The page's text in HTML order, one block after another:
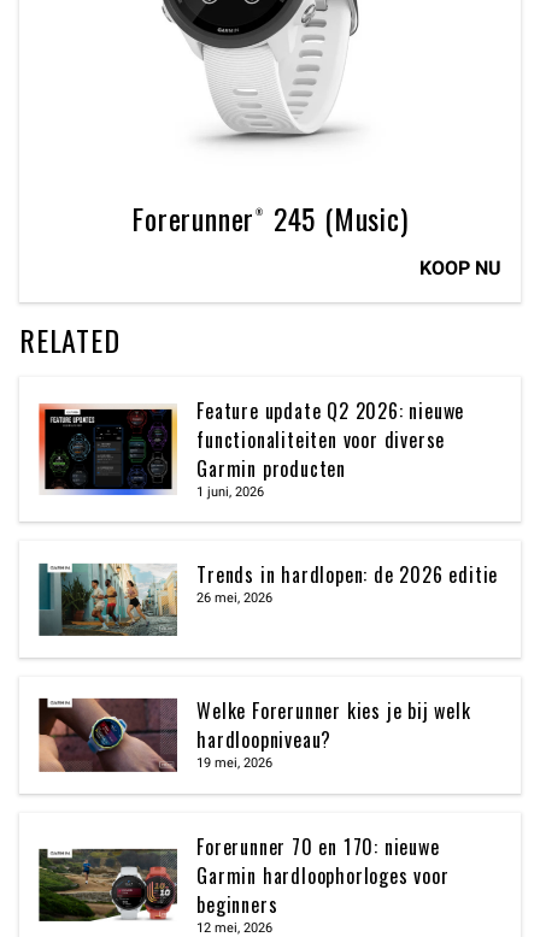
Forerunner® 245 (Music)
KOOP NU
RELATED
Feature update Q2 2026: nieuwe
functionaliteiten voor diverse
Garmin producten
1 juni, 2026
Trends in hardlopen: de 2026 editie
26 mei, 2026
Welke Forerunner kies je bij welk
hardloopniveau?
19 mei, 2026
Forerunner 70 en 170: nieuwe
Garmin hardloophorloges voor
beginners
12 mei, 2026